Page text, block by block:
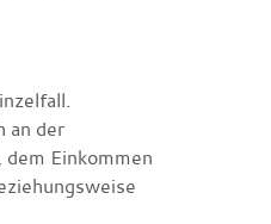
an der
Einkommen